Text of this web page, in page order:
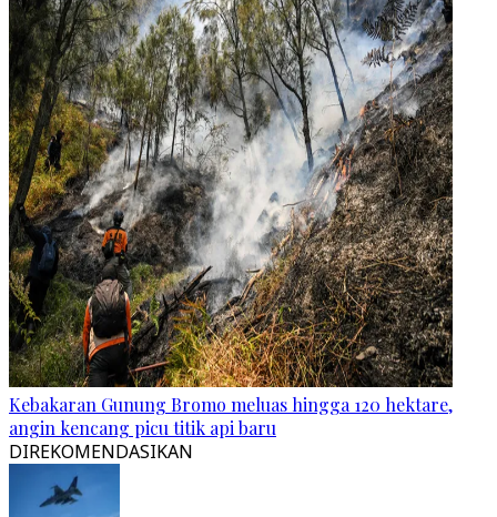
Kebakaran Gunung Bromo meluas hingga 120 hektare,
angin kencang picu titik api baru
DIREKOMENDASIKAN